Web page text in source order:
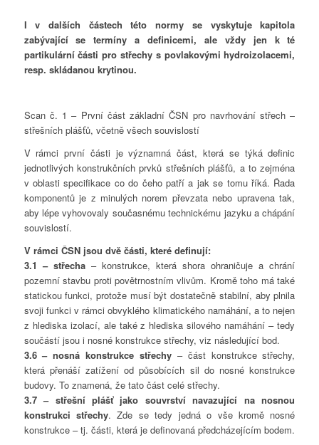
I v dalších částech této normy se vyskytuje kapitola
zabývající se termíny a definicemi, ale vždy jen k té
partikulární části pro střechy s povlakovými hydroizolacemi,
resp. skládanou krytinou.
Scan č. 1 – První část základní ČSN pro navrhování střech –
střešních plášťů, včetně všech souvislostí
V rámci první části je významná část, která se týká definic
jednotlivých konstrukčních prvků střešních plášťů, a to zejména
v oblasti specifikace co do čeho patří a jak se tomu říká. Řada
komponentů je z minulých norem převzata nebo upravena tak,
aby lépe vyhovovaly současnému technickému jazyku a chápání
souvislostí.
V rámci ČSN jsou dvě části, které definují:
3.1 – střecha– konstrukce, která shora ohraničuje a chrání
pozemní stavbu proti povětrnostním vlivům. Kromě toho má také
statickou funkci, protože musí být dostatečně stabilní, aby plnila
svoji funkci v rámci obvyklého klimatického namáhání, a to nejen
z hlediska izolací, ale také z hlediska silového namáhání – tedy
součástí jsou i nosné konstrukce střechy, viz následující bod.
3.6 – nosná konstrukce střechy – část konstrukce střechy,
která přenáší zatížení od působících sil do nosné konstrukce
budovy. To znamená, že tato část celé střechy.
3.7 – střešní plášť jako souvrství navazující na nosnou
konstrukci střechy. Zde se tedy jedná o vše kromě nosné
konstrukce – tj. části, která je definovaná předcházejícím bodem.